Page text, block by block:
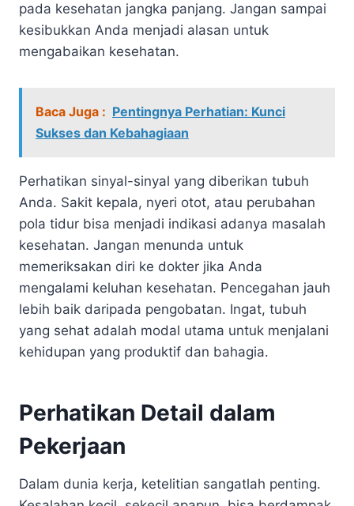
pada kesehatan jangka panjang. Jangan sampai
kesibukkan Anda menjadi alasan untuk
mengabaikan kesehatan.
Baca Juga : Pentingnya Perhatian: Kunci
Sukses dan Kebahagiaan
Perhatikan sinyal-sinyal yang diberikan tubuh
Anda. Sakit kepala, nyeri otot, atau perubahan
pola tidur bisa menjadi indikasi adanya masalah
kesehatan. Jangan menunda untuk
memeriksakan diri ke dokter jika Anda
mengalami keluhan kesehatan. Pencegahan jauh
lebih baik daripada pengobatan. Ingat, tubuh
yang sehat adalah modal utama untuk menjalani
kehidupan yang produktif dan bahagia.
Perhatikan Detail dalam
Pekerjaan
Dalam dunia kerja, ketelitian sangatlah penting.